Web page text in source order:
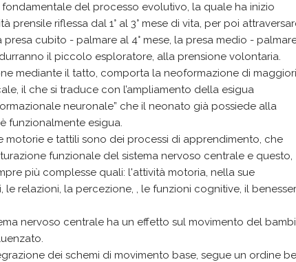
del processo evolutivo, la quale ha inizio
prensile riflessa dal 1° al 3° mese di vita, per poi
presa cubito - palmare al 4° mese, la presa medio -
il piccolo esploratore, alla prensione volontaria.
mediante il tatto, comporta la neoformazione di maggiori
il che si traduce con l’ampliamento della esigua
neuronale” che il neonato già possiede alla
funzionalmente esigua.
motorie e tattili sono dei processi di apprendimento, che
funzionale del sistema nervoso centrale e questo,
più complesse quali: l'attività motoria, nella sue
le relazioni, la percezione, , le funzioni cognitive, il
nervoso centrale ha un effetto sul movimento del
dei schemi di movimento base, segue un ordine